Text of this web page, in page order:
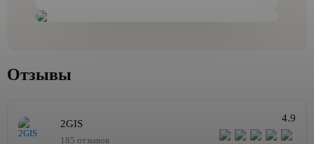
Отзывы
2GIS
185 отзывов
4.9